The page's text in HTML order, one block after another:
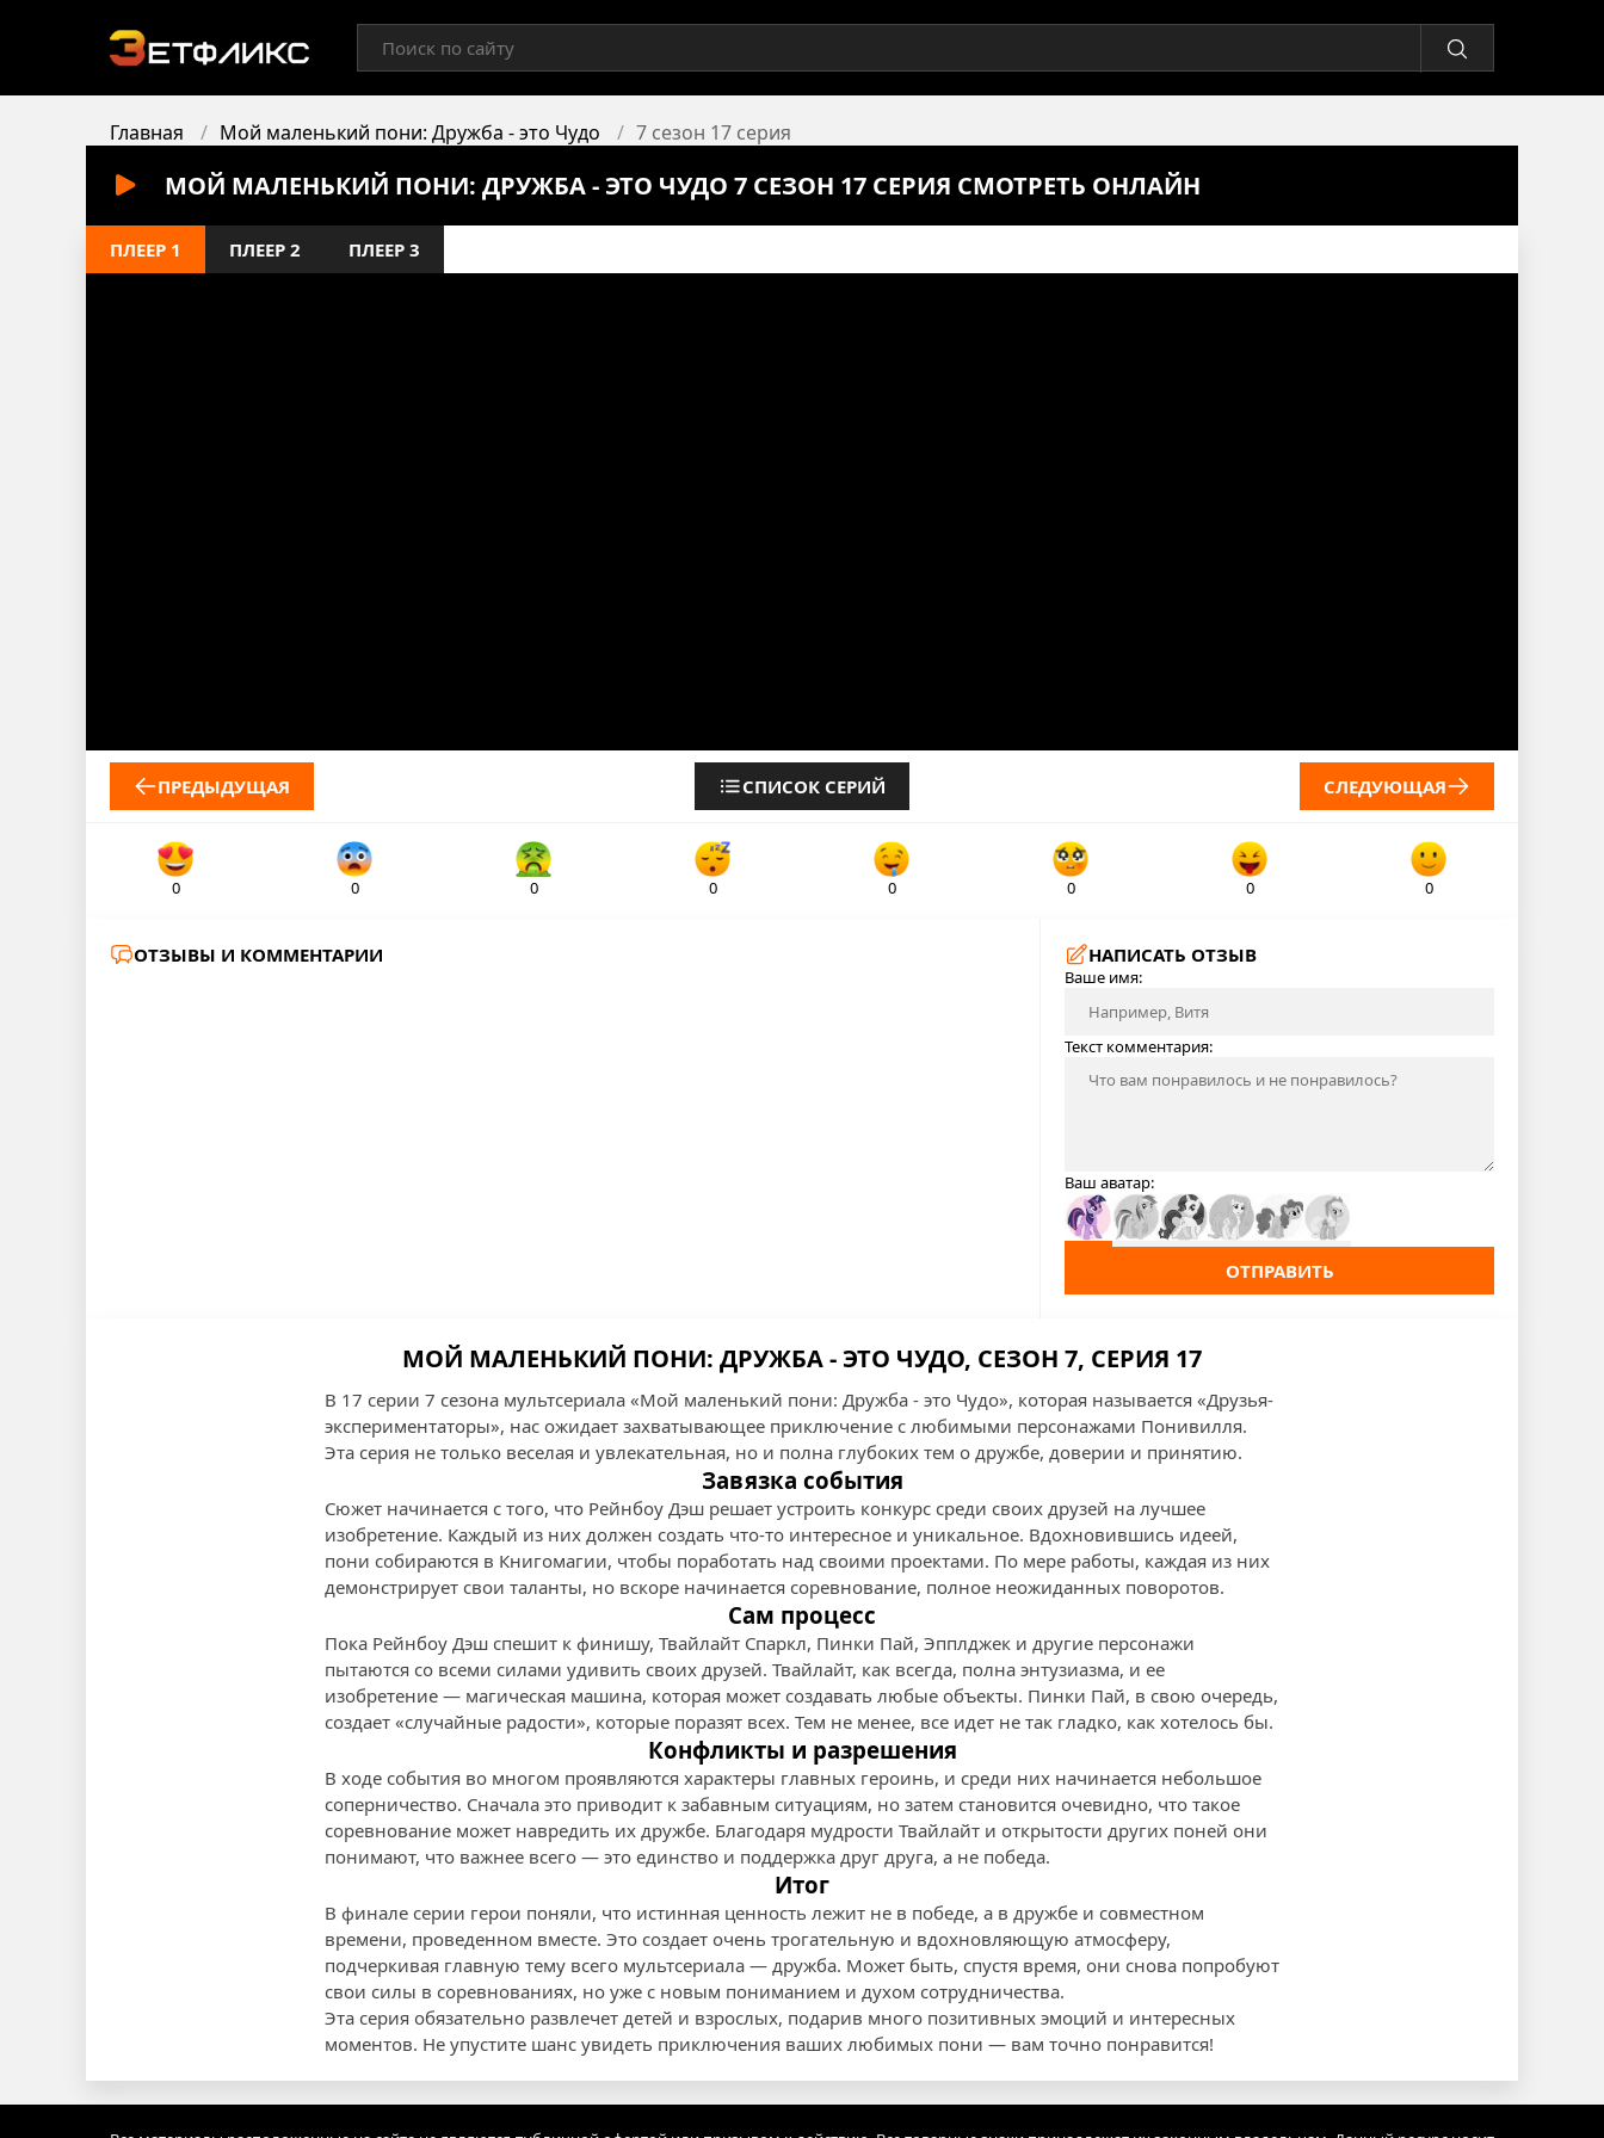
Главная Мой маленький пони: Дружба - это Чудо 7 сезон 17 серия
МОЙ МАЛЕНЬКИЙ ПОНИ: ДРУЖБА - ЭТО ЧУДО 7 СЕЗОН 17 СЕРИЯ СМОТРЕТЬ ОНЛАЙН
ПЛЕЕР 1 ПЛЕЕР 2 ПЛЕЕР 3
ПРЕДЫДУЩАЯ СПИСОК СЕРИЙ СЛЕДУЮЩАЯ
0 0 0 0 0 0 0 0
ОТЗЫВЫ И КОММЕНТАРИИ НАПИСАТЬ ОТЗЫВ
Ваше имя:
Текст комментария:
Ваш аватар:
ОТПРАВИТЬ
МОЙ МАЛЕНЬКИЙ ПОНИ: ДРУЖБА - ЭТО ЧУДО, СЕЗОН 7, СЕРИЯ 17
В 17 серии 7 сезона мультсериала «Мой маленький пони: Дружба - это Чудо», которая называется «Друзья-
экспериментаторы», нас ожидает захватывающее приключение с любимыми персонажами Понивилля.
Эта серия не только веселая и увлекательная, но и полна глубоких тем о дружбе, доверии и принятию.
Завязка события
Сюжет начинается с того, что Рейнбоу Дэш решает устроить конкурс среди своих друзей на лучшее
изобретение. Каждый из них должен создать что-то интересное и уникальное. Вдохновившись идеей,
пони собираются в Книгомагии, чтобы поработать над своими проектами. По мере работы, каждая из них
демонстрирует свои таланты, но вскоре начинается соревнование, полное неожиданных поворотов.
Сам процесс
Пока Рейнбоу Дэш спешит к финишу, Твайлайт Спаркл, Пинки Пай, Эпплджек и другие персонажи
пытаются со всеми силами удивить своих друзей. Твайлайт, как всегда, полна энтузиазма, и ее
изобретение — магическая машина, которая может создавать любые объекты. Пинки Пай, в свою очередь,
создает «случайные радости», которые поразят всех. Тем не менее, все идет не так гладко, как хотелось бы.
Конфликты и разрешения
В ходе события во многом проявляются характеры главных героинь, и среди них начинается небольшое
соперничество. Сначала это приводит к забавным ситуациям, но затем становится очевидно, что такое
соревнование может навредить их дружбе. Благодаря мудрости Твайлайт и открытости других поней они
понимают, что важнее всего — это единство и поддержка друг друга, а не победа.
Итог
В финале серии герои поняли, что истинная ценность лежит не в победе, а в дружбе и совместном
времени, проведенном вместе. Это создает очень трогательную и вдохновляющую атмосферу,
подчеркивая главную тему всего мультсериала — дружба. Может быть, спустя время, они снова попробуют
свои силы в соревнованиях, но уже с новым пониманием и духом сотрудничества.
Эта серия обязательно развлечет детей и взрослых, подарив много позитивных эмоций и интересных
моментов. Не упустите шанс увидеть приключения ваших любимых пони — вам точно понравится!